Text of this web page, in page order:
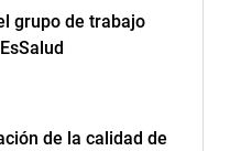
grupo de trabajo
de la calidad de